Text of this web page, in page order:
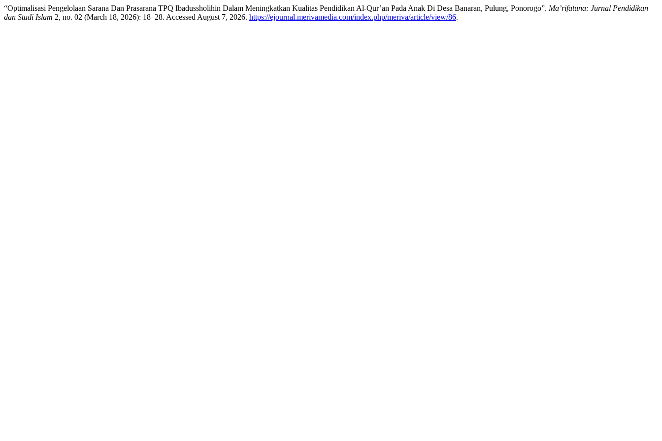
“Optimalisasi Pengelolaan Sarana Dan Prasarana TPQ Ibadussholihin Dalam Meningkatkan Kualitas Pendidikan Al-Qur’an Pada Anak Di Desa Banaran, Pulung, Ponorogo”. Ma’rifatuna: Jurnal Pendidikan
dan Studi Islam 2, no. 02 (March 18, 2026): 18–28. Accessed August 7, 2026. https://ejournal.merivamedia.com/index.php/meriva/article/view/86.